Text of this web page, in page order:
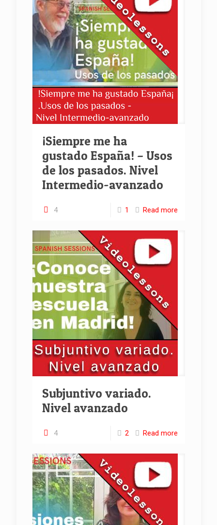
¡Siempre me ha
gustado España! – Usos
de los pasados. Nivel
Intermedio-avanzado
4 1 Read more
Subjuntivo variado.
Nivel avanzado
4 2 Read more